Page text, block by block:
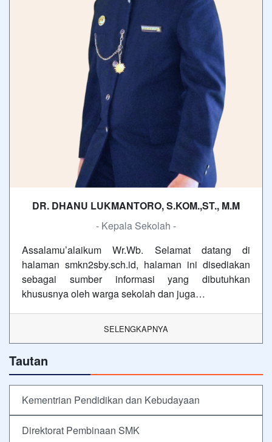
DR. DHANU LUKMANTORO, S.KOM.,ST., M.M
- Kepala Sekolah -
Assalamu’alaikum Wr.Wb. Selamat datang di
halaman smkn2sby.sch.id, halaman ini disediakan
sebagai sumber informasi yang dibutuhkan
khususnya oleh warga sekolah dan juga…
SELENGKAPNYA
Tautan
Kementrian Pendidikan dan Kebudayaan
Direktorat Pembinaan SMK